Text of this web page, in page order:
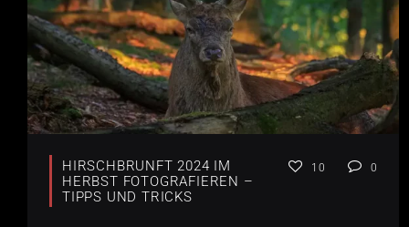
HIRSCHBRUNFT 2024 IM
HERBST FOTOGRAFIEREN –
TIPPS UND TRICKS
10 0